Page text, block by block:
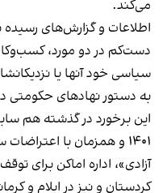
می‌کند.
اطلاعات و گزارش‌های رسیده
دست‌کم در دو مورد،
سیاسی خود آنها یا
به دستور نهادهای حکومتی
این برخورد در گذشته هم
۱۴۰۱ و همزمان با
آزادی»، اداره اماکن برای
کردستان و نیز در ایلام و